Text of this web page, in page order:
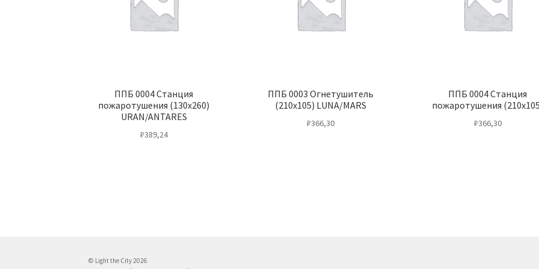
ППБ 0004 Станция
пожаротушения (130х260)
URAN/ANTARES
₽389,24
ППБ 0003 Огнетушитель
(210х105) LUNA/MARS
₽366,30
ППБ 0004 Станция
пожаротушения
₽366,30
© Light the City 2026